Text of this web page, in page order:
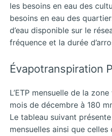
les besoins en eau des
besoins en eau des
d’eau disponible sur le
fréquence et la durée
Évapotranspiration
L’ETP mensuelle de la
mois de décembre à 180
Le tableau suivant présente
mensuelles ainsi que